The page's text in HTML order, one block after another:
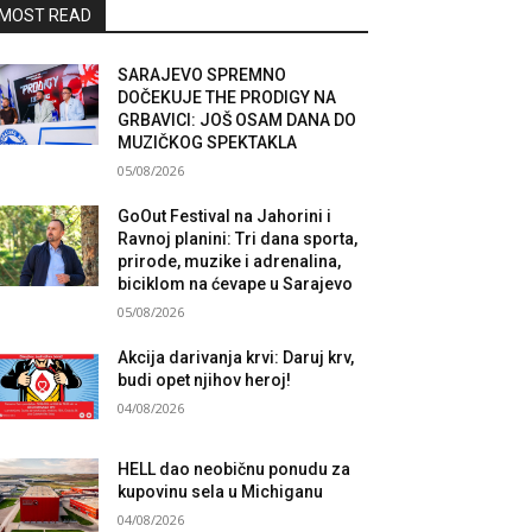
READ
SARAJEVO SPREMNO
DOČEKUJE THE PRODIGY NA
GRBAVICI: JOŠ OSAM DANA DO
MUZIČKOG SPEKTAKLA
05/08/2026
GoOut Festival na Jahorini i
Ravnoj planini: Tri dana sporta,
prirode, muzike i adrenalina,
biciklom na ćevape u Sarajevo
05/08/2026
Akcija darivanja krvi: Daruj krv,
budi opet njihov heroj!
04/08/2026
HELL dao neobičnu ponudu za
kupovinu sela u Michiganu
04/08/2026